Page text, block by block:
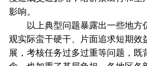
影响。
以上典型问题暴露出一些地方
观实际蛮干硬干、片面追求短期效
展，考核任务过多过重等问题，既